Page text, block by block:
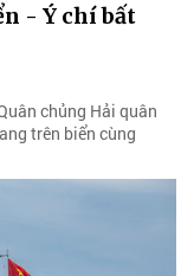
- Ý chí bất
chủng Hải quân
trên biển cùng